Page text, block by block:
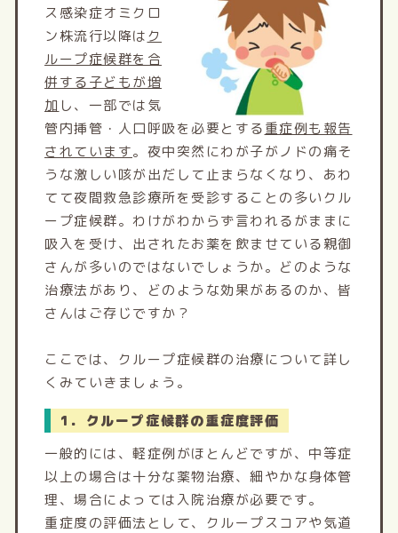
ス感染症オミクロ
ン株流行以降はク
ループ症候群を合
併する子どもが増
加 し、一部では気
管内挿管・人口呼吸を必要とする重症例も報告
されています。夜中突然にわが子がノドの痛そ
うな激しい咳が出だして止まらなくなり、あわ
てて夜間救急診療所を受診することの多いクル
ープ症候群。わけがわからず言われるがままに
吸入を受け、出されたお薬を飲ませている親御
さんが多いのではないでしょうか。どのような
治療法があり、どのような効果があるのか、皆
さんはご存じですか？
ここでは、クループ症候群の治療について詳し
くみていきましょう。
1．クループ症候群の重症度評価
一般的には、軽症例がほとんどですが、中等症
以上の場合は十分な薬物治療、細やかな身体管
理、場合によっては入院治療が必要です。
重症度の評価法として、クループスコアや気道